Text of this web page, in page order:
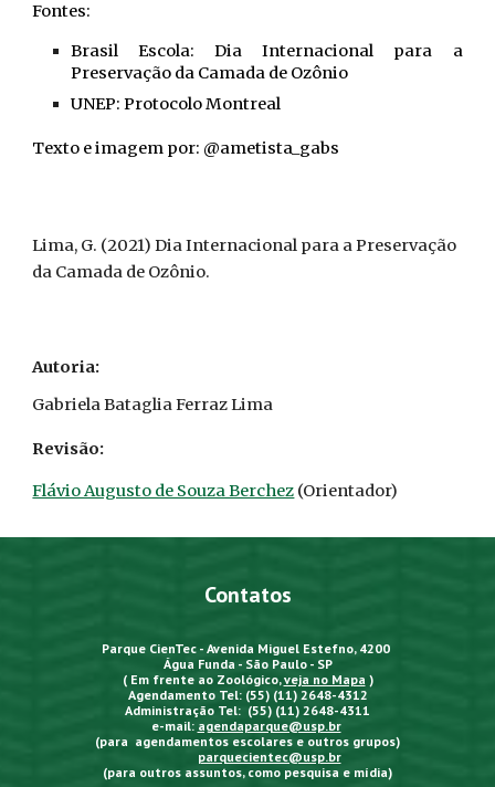
Fontes:
Brasil Escola: Dia Internacional para a
Preservação da Camada de Ozônio
UNEP: Protocolo Montreal
Texto e imagem por: @ametista_gabs
Lima, G. (2021)Dia Internacional para a Preservação
da Camada de Ozônio.
Autoria:
Gabriela Bataglia Ferraz Lima
Revisão:
Flávio Augusto de Souza Berchez (Orientador)
Contatos
Parque CienTec - Avenida Miguel Estefno, 4200
Água Funda - São Paulo - SP
( Em frente ao Zoológico,veja no Mapa )
Agendamento Tel: (55) (11) 2648-4312
Administração Tel: (55) (11) 2648-4311
e-mail: agendaparque@usp.br
(para agendamentos escolares e outros grupos)
parquecientec@usp.br
(para outros assuntos, como pesquisa e mídia)